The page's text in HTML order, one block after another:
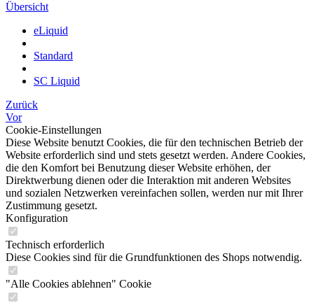
Übersicht
eLiquid
Standard
SC Liquid
Zurück
Vor
Cookie-Einstellungen
Diese Website benutzt Cookies, die für den technischen Betrieb der
Website erforderlich sind und stets gesetzt werden. Andere Cookies,
die den Komfort bei Benutzung dieser Website erhöhen, der
Direktwerbung dienen oder die Interaktion mit anderen Websites
und sozialen Netzwerken vereinfachen sollen, werden nur mit Ihrer
Zustimmung gesetzt.
Konfiguration
Technisch erforderlich
Diese Cookies sind für die Grundfunktionen des Shops notwendig.
"Alle Cookies ablehnen" Cookie